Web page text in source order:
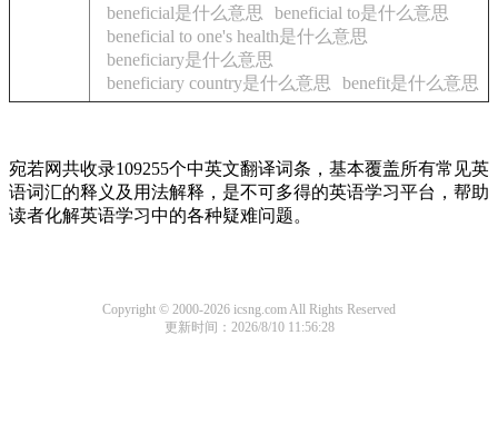
beneficial是什么意思
beneficial to是什么意思
beneficial to one's health是什么意思
beneficiary是什么意思
beneficiary country是什么意思
benefit是什么意思
宛若网共收录109255个中英文翻译词条，基本覆盖所有常见英
语词汇的释义及用法解释，是不可多得的英语学习平台，帮助
读者化解英语学习中的各种疑难问题。
Copyright © 2000-2026 icsng.com All Rights Reserved
更新时间：2026/8/10 11:56:28